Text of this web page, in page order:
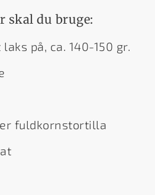
skal du bruge:
på, ca. 140-150 gr.
fuldkornstortilla